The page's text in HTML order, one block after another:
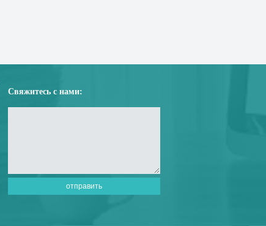
Свяжитесь с нами: